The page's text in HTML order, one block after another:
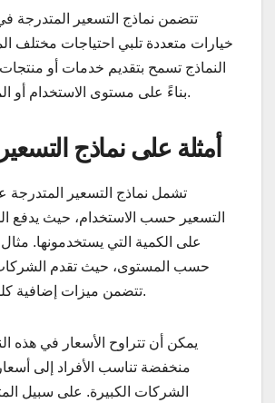
تتضمن نماذج التسعير المتدرجة
خيارات متعددة تلبي احتياجات مختلف
النماذج تسمح بتقديم خدمات أو
بناءً على مستوى الاستخدام أو الميزات المطلوبة.
أمثلة على نماذج
تشمل نماذج التسعير المتدرجة
التسعير حسب الاستخدام، حيث يدفع
على الكمية التي يستخدمونها.
حسب المستوى، حيث تقدم
تتضمن ميزات إضافية كلما زادت التكلفة.
يمكن أن تتراوح الأسعار في هذه
منخفضة تناسب الأفراد إلى
الشركات الكبيرة. على سبيل